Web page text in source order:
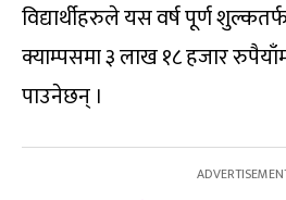
विद्यार्थीहरुले यस वर्ष पूर्ण
क्याम्पसमा ३ लाख १८ हजार
पाउनेछन् ।